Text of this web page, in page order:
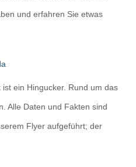
und erfahren Sie etwas
ein Hingucker. Rund um das
Alle Daten und Fakten sind
Flyer aufgeführt; der